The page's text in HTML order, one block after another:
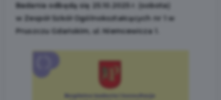
Badania odbędą się 25.10.2025 r. (sobota)
w Zespół Szkół Ogólnokształcących nr 1 w
Pruszczu Gdańskim, ul. Niemcewicza 1.